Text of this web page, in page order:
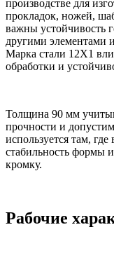
производстве для
прокладок, ножей,
важны устойчивость
другими элементами
Марка стали 12Х1
обработки и
Толщина 90 мм
прочности и
используется там,
стабильность формы
кромку.
Рабочие